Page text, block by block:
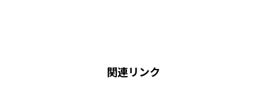
関連リンク